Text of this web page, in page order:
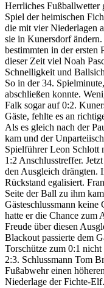
Herrliches Fußballwetter
Spiel der heimischen
die mit vier Niederlagen
sie in Kunersdorf ändern.
bestimmten in der ersten
dieser Zeit viel Noah
Schnelligkeit und
So in der 34.
abschließen konnte.
Falk sogar auf 0:2.
Gäste, fehlte es an
Als es gleich nach der
kam und der
Spielführer Leon Schlott
1:2 Anschlusstreffer.
den Ausgleich drängten.
Rückstand egalisiert.
Seite der Ball zu ihm
Gästeschlussmann
hatte er die Chance zum
Freude über diesen
Blackout passierte dem
Torschütze zum 0:1
2:3. Schlussmann Tom
Fußabwehr einen
Niederlage der Fichte-Elf.